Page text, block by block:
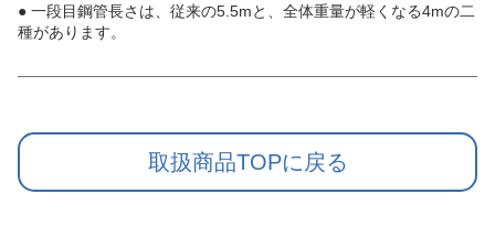
● 一段目鋼管長さは、従来の5.5mと、全体重量が軽くなる4mの二
種があります。
取扱商品TOPに戻る